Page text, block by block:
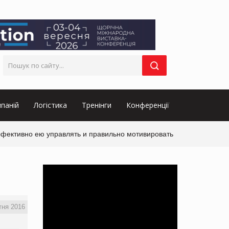
Логістика Тренінги Конференції
ею управлять и правильно мотивировать
2016